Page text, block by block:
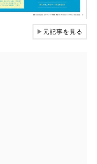
▶元記事を見る